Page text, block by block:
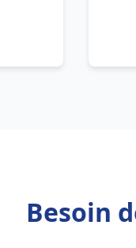
Besoin